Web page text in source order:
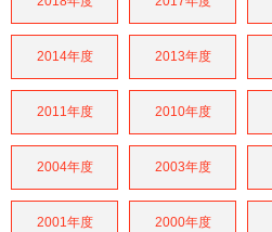
2014年度 2013年度
2011年度 2010年度
2004年度 2003年度
2001年度 2000年度